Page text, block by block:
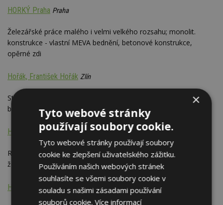
HORKÝ Praha Praha
Železářské práce malého i velmi velkého rozsahu; monolit.
konstrukce - vlastní MEVA bednění, betonové konstrukce,
opěrné zdi
Hořák, František Hořák Zlín
Stavitel; výroba a montáž ocelových konstrukcí, montáž
betonových konstrukcí; stavební práce, zámečnické práce
HSH Stav s.r.o. Olomouc
Rekonstrukce budov, průmyslové podlahy, sanace
železobetonových konstrukcí, dodatečné izolace objektů
HS sanace staveb spol. s r.o. České Budějovice
×
Tyto webové stránky
používají soubory cookie.
Tyto webové stránky používají soubory
cookie ke zlepšení uživatelského zážitku.
Používáním našich webových stránek
souhlasíte se všemi soubory cookie v
souladu s našimi zásadami používání
souborů cookie.Více informací